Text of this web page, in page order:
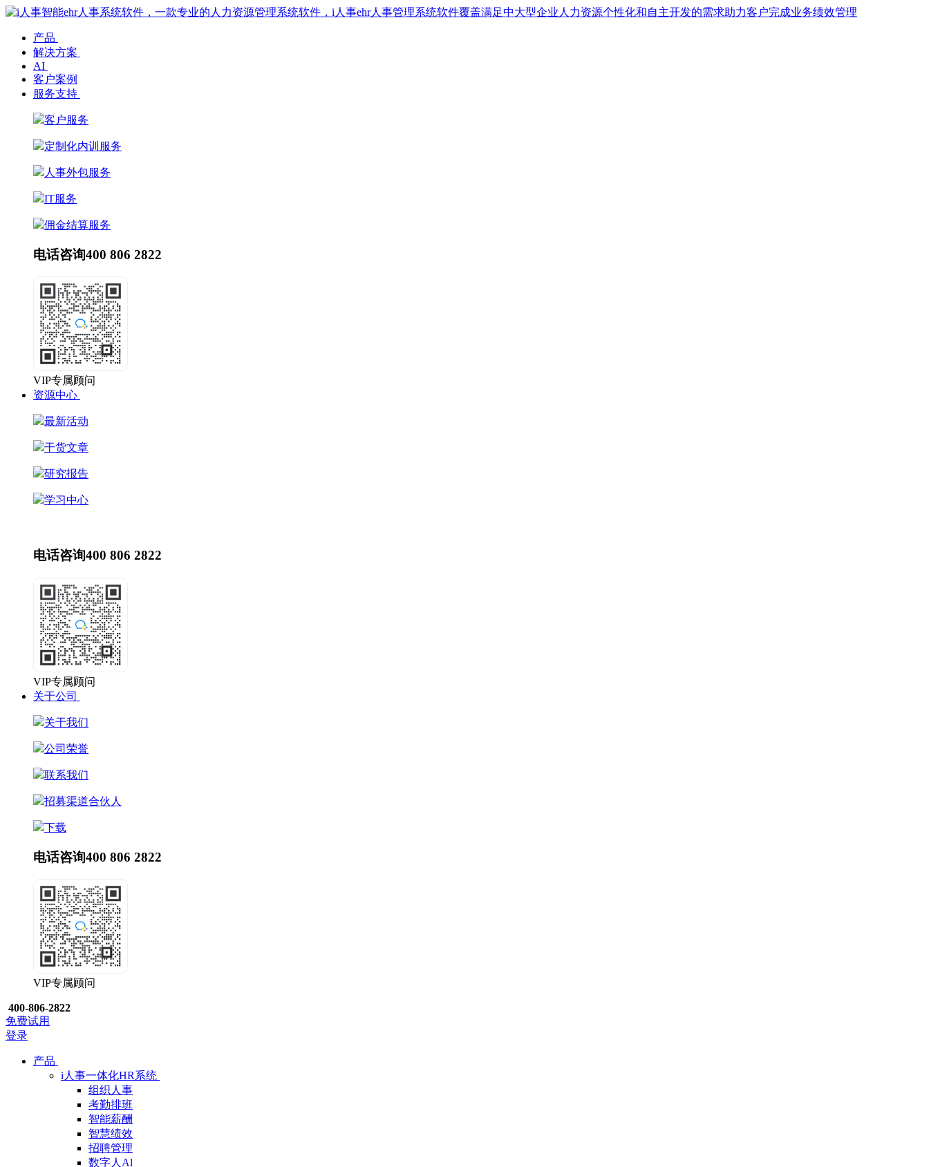
产品
解决方案
AI
客户案例
服务支持
客户服务
定制化内训服务
人事外包服务
IT服务
佣金结算服务
电话咨询400 806 2822
VIP专属顾问
资源中心
最新活动
干货文章
研究报告
学习中心
电话咨询400 806 2822
VIP专属顾问
关于公司
关于我们
公司荣誉
联系我们
招募渠道合伙人
下载
电话咨询400 806 2822
VIP专属顾问
400-806-2822
免费试用
登录
产品
i人事一体化HR系统
组织人事
考勤排班
智能薪酬
智慧绩效
招聘管理
数字人Al